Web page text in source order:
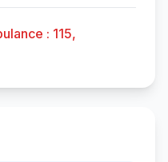
: 115,